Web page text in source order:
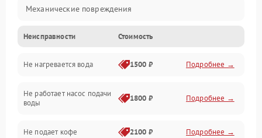
Механические повреждения
Прочие неисправности
Включение и работа
Проблемы с водой
Проблемы с капучинатором и паром
Неисправности Стоимость
Не нагревается вода 1500 ₽ Подробнее →
Не работает насос подачи
воды
1800 ₽ Подробнее →
Не подает кофе 2100 ₽ Подробнее →